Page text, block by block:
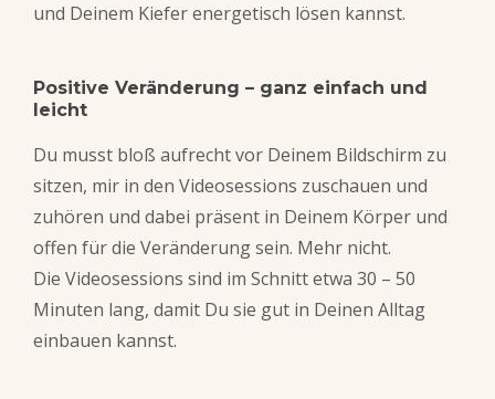
und Deinem Kiefer energetisch lösen kannst.
Positive Veränderung – ganz einfach und
leicht
Du musst bloß aufrecht vor Deinem Bildschirm zu
sitzen, mir in den Videosessions zuschauen und
zuhören und dabei präsent in Deinem Körper und
offen für die Veränderung sein. Mehr nicht.
Die Videosessions sind im Schnitt etwa 30 – 50
Minuten lang, damit Du sie gut in Deinen Alltag
einbauen kannst.